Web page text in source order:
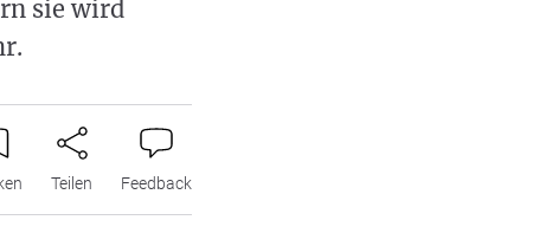
sie wird
Teilen Feedback